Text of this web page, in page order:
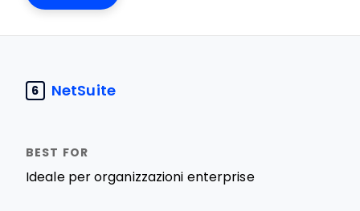
6 NetSuite
Ideale per organizzazioni enterprise